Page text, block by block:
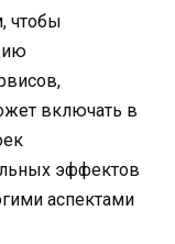
чтобы
включать в
эффектов
аспектами